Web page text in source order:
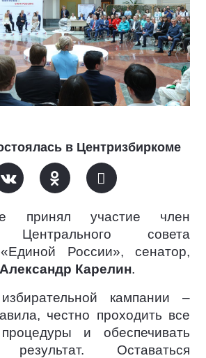
в Центризбиркоме
принял участие член
Центрального совета
России», сенатор,
Александр Карелин.
кампании –
честно проходить все
и обеспечивать
результат. Оставаться